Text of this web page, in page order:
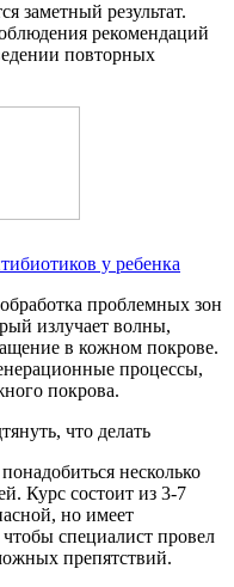
заметный результат.
рекомендаций
повторных
у ребенка
проблемных зон
излучает волны,
в кожном покрове.
процессы,
покрова.
несколько
Курс состоит из 3-7
но имеет
специалист провел
препятствий.